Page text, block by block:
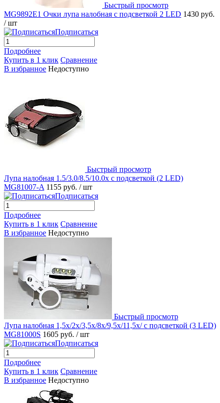
Быстрый просмотр
MG9892E1 Очки лупа налобная с подсветкой 2 LED 1430 руб.
/ шт
Подписаться
Подробнее
Купить в 1 клик Сравнение
В избранное Недоступно
Быстрый просмотр
Лупа налобная 1.5/3.0/8.5/10.0x с подсветкой (2 LED)
MG81007-A 1155 руб. / шт
Подписаться
Подробнее
Купить в 1 клик Сравнение
В избранное Недоступно
Быстрый просмотр
Лупа налобная 1,5x/2x/3,5x/8x/9,5x/11,5x/ с подсветкой (3 LED)
MG81000S 1605 руб. / шт
Подписаться
Подробнее
Купить в 1 клик Сравнение
В избранное Недоступно